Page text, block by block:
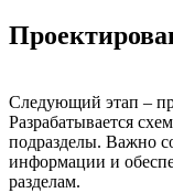
Следующий этап –
Разрабатывается
подразделы. Важно
информации и
разделам.